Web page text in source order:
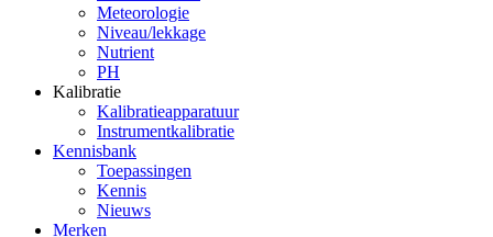
Meteorologie
Niveau/lekkage
Nutrient
PH
Kalibratie
Kalibratieapparatuur
Instrumentkalibratie
Kennisbank
Toepassingen
Kennis
Nieuws
Merken